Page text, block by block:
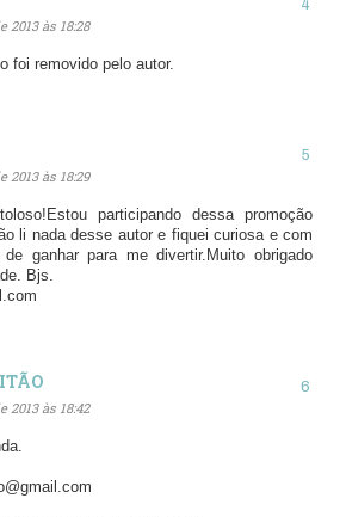
2013 às 18:28
foi removido pelo autor.
2013 às 18:29
participando dessa promoção
li nada desse autor e fiquei curiosa e com
ganhar para me divertir.Muito obrigado
Bjs.
2013 às 18:42